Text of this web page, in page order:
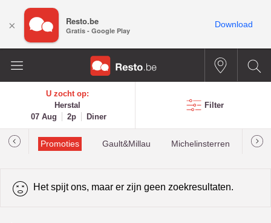
U zocht op:
Herstal
07 Aug
2p Diner
Filter
Promoties Gault&Millau Michelinsterren
Het spijt ons, maar er zijn geen zoekresultaten.
× Resto.be
Gratis - Google Play
Download